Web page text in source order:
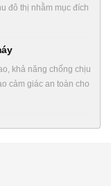
đô thị nhằm mục đích
khả năng chống chịu
cảm giác an toàn cho